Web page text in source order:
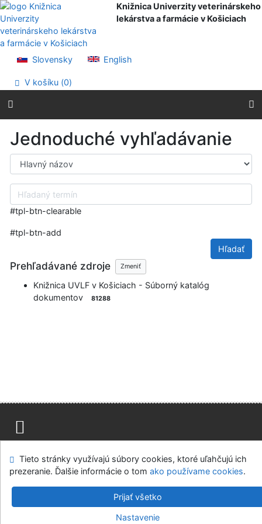
Prejsť na obsah
Prejsť na menu
Prehlásenie o webovej prístupnosti
Knižnica Univerzity veterinárskeho
lekárstva a farmácie v Košiciach
Slovensky English
V košíku (0)
Jednoduché vyhľadávanie
Výber vyhľadávacieho kritéria
Hľadaný termín
#tpl-btn-clearable
#tpl-btn-add
Hľadať
Prehľadávané zdroje Zmeniť
Knižnica UVLF v Košiciach - Súborný katalóg
dokumentov
81288
Modul OpenSearch
Napíšte nám Nastavenie cookies
Knižnica Univerzity veterinárskeho lekárstva a farmácie v
Cosmotron Slovakia, s.r.o.
Tieto stránky využívajú súbory cookies, ktoré uľahčujú ich
prezeranie. Ďalšie informácie o tom ako používame cookies.
Prijať všetko
Nastavenie